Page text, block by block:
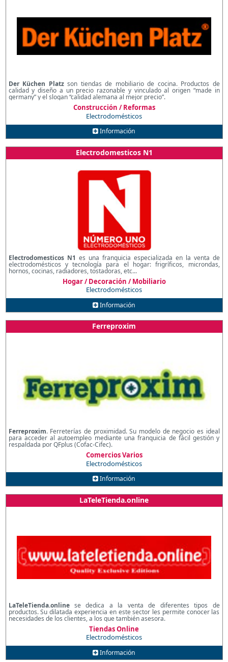
Der Küchen Platzson tiendas de mobiliario de cocina. Productos de
calidad y diseño a un precio razonable y vinculado al origen “made in
germany” y el slogan “calidad alemana al mejor precio”.
Construcción / Reformas
Electrodomésticos
Información
Electrodomesticos N1
Electrodomesticos N1 es una franquicia especializada en la venta de
electrodomésticos y tecnología para el hogar: frigríficos, microndas,
hornos, cocinas, radiadores, tostadoras, etc...
Hogar / Decoración / Mobiliario
Electrodomésticos
Información
Ferreproxim
Ferreproxim. Ferreterías de proximidad. Su modelo de negocio es ideal
para acceder al autoempleo mediante una franquicia de fácil gestión y
respaldada por QFplus (Cofac-Cifec).
Comercios Varios
Electrodomésticos
Información
LaTeleTienda.online
LaTeleTienda.online se dedica a la venta de diferentes tipos de
productos. Su dilatada experiencia en este sector les permite conocer las
necesidades de los clientes, a los que también asesora.
Tiendas Online
Electrodomésticos
Información